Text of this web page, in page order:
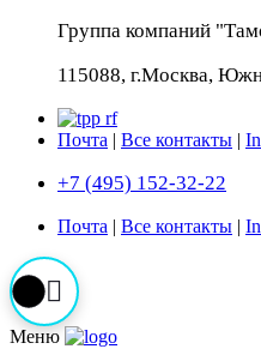
Группа компаний
115088, г.Москва,
Почта | Все контакты |
+7 (495) 152-32-22
Почта | Все контакты |
Меню